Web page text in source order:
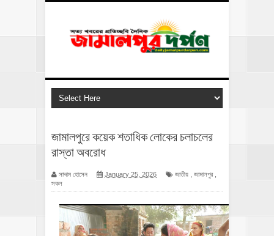
জামালপুরে কয়েক শতাধিক লোকের চলাচলের
রাস্তা অবরোধ
সাদ্দাম হোসেন January 25, 2026 জাতীয় জামালপুর
সকল